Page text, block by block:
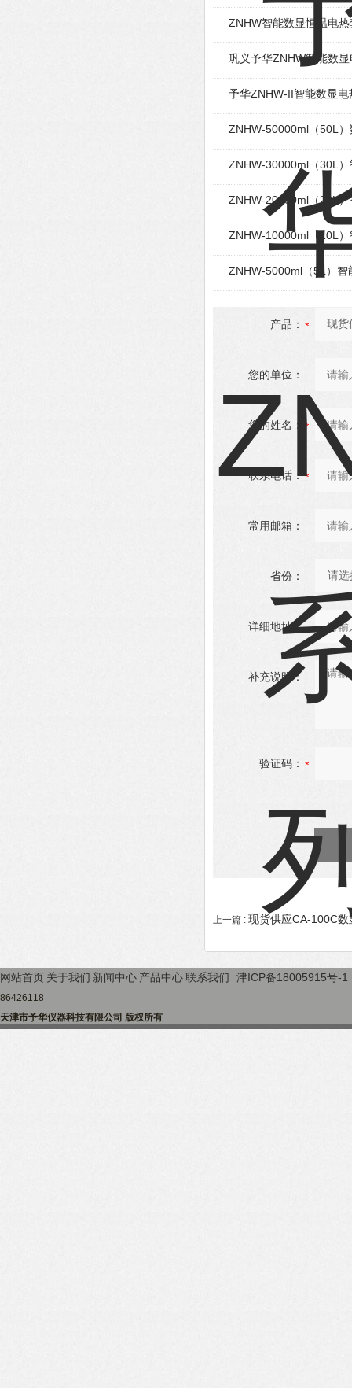
ZNHW智能数显恒温电
巩义予华ZNHW智能数
予华ZNHW-II智能数显
ZNHW-50000ml（50L
ZNHW-30000ml（30L
ZNHW-20000ml（20L
ZNHW-10000ml（10L
ZNHW-5000ml（5L）智
产品：
您的单位：
您的姓名：
联系电话：
常用邮箱：
省份：
详细地址：
补充说明：
验证码：
上一篇 : 现货供应CA-100C
网站首页 关于我们 新闻中心 产品中心联系我们 津ICP备18005915号-1
86426118
天津市予华仪器科技有限公司 版权所有